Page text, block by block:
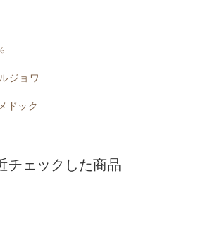
ジョワ
ドック
チェックした商品